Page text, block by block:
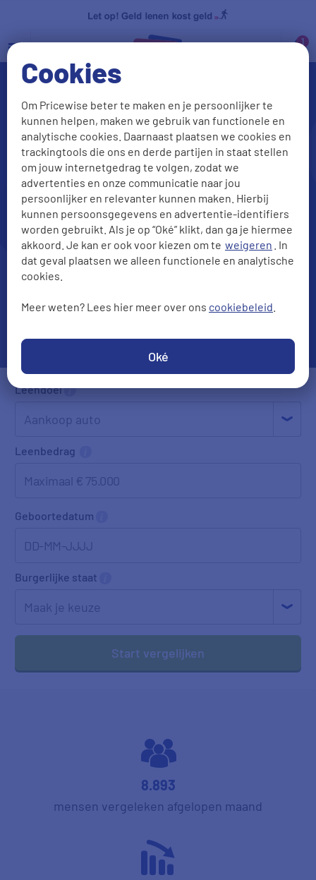
Cookies
Om Pricewise beter te maken en je persoonlijker te
kunnen helpen, maken we gebruik van functionele en
analytische cookies. Daarnaast plaatsen we cookies en
trackingtools die ons en derde partijen in staat stellen
om jouw internetgedrag te volgen, zodat we
advertenties en onze communicatie naar jou
persoonlijker en relevanter kunnen maken. Hierbij
kunnen persoonsgegevens en advertentie-identifiers
worden gebruikt. Als je op “Oké” klikt, dan ga je hiermee
akkoord. Je kan er ook voor kiezen om te weigeren . In
dat geval plaatsen we alleen functionele en analytische
cookies.
Meer weten? Lees hier meer over ons cookiebeleid
Oké
a
Auto financieren?
Vergelijk de beste leningen
Leendoel
Leenbedrag
Geboortedatum
DD-MM-JJJJ
Burgerlijke staat
Start vergelijken
8.893
mensen vergeleken afgelopen maand